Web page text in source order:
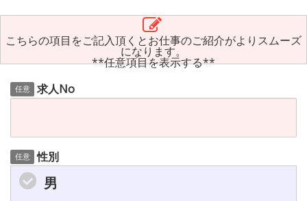
こちらの項目をご記入頂くとお仕事のご紹介がよりスムーズ
になります。
**任意項目を表示する**
任意 求人No
任意 性別
男